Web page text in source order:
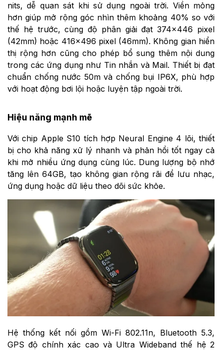
nits, dễ quan sát khi sử dụng ngoài trời. Viền mỏng
hơn giúp mở rộng góc nhìn thêm khoảng 40% so với
thế hệ trước, cùng độ phân giải đạt 374×446 pixel
(42mm) hoặc 416×496 pixel (46mm). Không gian hiển
thị rộng hơn cũng cho phép bổ sung thêm nội dung
trong các ứng dụng như Tin nhắn và Mail. Thiết bị đạt
chuẩn chống nước 50m và chống bụi IP6X, phù hợp
với hoạt động bơi lội hoặc luyện tập ngoài trời.
Hiệu năng mạnh mẽ
Với chip Apple S10 tích hợp Neural Engine 4 lõi, thiết
bị cho khả năng xử lý nhanh và phản hồi tốt ngay cả
khi mở nhiều ứng dụng cùng lúc. Dung lượng bộ nhớ
tăng lên 64GB, tạo không gian rộng rãi để lưu nhạc,
ứng dụng hoặc dữ liệu theo dõi sức khỏe.
Hệ thống kết nối gồm Wi-Fi 802.11n, Bluetooth 5.3,
GPS độ chính xác cao và Ultra Wideband thế hệ 2